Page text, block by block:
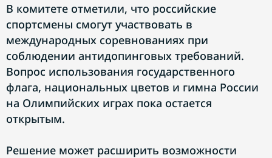
В комитете отметили, что российские
спортсмены смогут участвовать в
международных соревнованиях при
соблюдении антидопинговых требований.
Вопрос использования государственного
флага, национальных цветов и гимна России
на Олимпийских играх пока остается
открытым.
Решение может расширить возможности